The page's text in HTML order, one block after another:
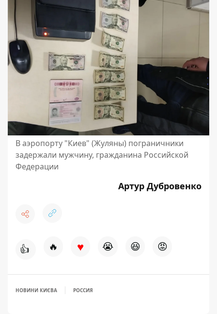
В аэропорту "Киев" (Жуляны) пограничники
задержали мужчину, гражданина Российской
Федерации
Артур Дубровенко
👍 🔥 ♥ 😭 😆 😡
НОВИНИ КИЄВА РОССИЯ